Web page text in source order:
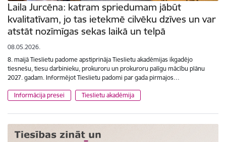
Laila Jurcēna: katram spriedumam jābūt
kvalitatīvam, jo tas ietekmē cilvēku dzīves un var
atstāt nozīmīgas sekas laikā un telpā
08.05.2026.
8. maijā Tieslietu padome apstiprināja Tieslietu akadēmijas ikgadējo
tiesnešu, tiesu darbinieku, prokuroru un prokuroru palīgu mācību plānu
2027. gadam. Informējot Tieslietu padomi par gada pirmajos…
Informācija presei Tieslietu akadēmija